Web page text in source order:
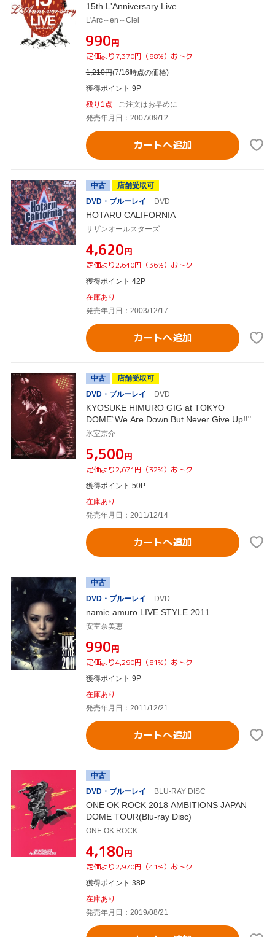
15th L'Anniversary Live
L'Arc～en～Ciel
¥990円
定価より7,370円（88%）おトク
1,210円(7/16時点の価格)
獲得ポイント 9P
残り1点
ご注文はお早めに
発売年月日：2007/09/12
カートへ追加
中古
店舗受取可
DVD・ブルーレイ
DVD
HOTARU CALIFORNIA
サザンオールスターズ
¥4,620円
定価より2,640円（36%）おトク
獲得ポイント 42P
在庫あり
発売年月日：2003/12/17
カートへ追加
中古
店舗受取可
DVD・ブルーレイ
DVD
KYOSUKE HIMURO GIG at TOKYO
DOME“We Are Down But Never Give Up!!"
氷室京介
¥5,500円
定価より2,671円（32%）おトク
獲得ポイント 50P
在庫あり
発売年月日：2011/12/14
カートへ追加
中古
DVD・ブルーレイ
DVD
namie amuro LIVE STYLE 2011
安室奈美恵
¥990円
定価より4,290円（81%）おトク
獲得ポイント 9P
在庫あり
発売年月日：2011/12/21
カートへ追加
中古
DVD・ブルーレイ
BLU-RAY DISC
ONE OK ROCK 2018 AMBITIONS JAPAN
DOME TOUR(Blu-ray Disc)
ONE OK ROCK
¥4,180円
定価より2,970円（41%）おトク
獲得ポイント 38P
在庫あり
発売年月日：2019/08/21